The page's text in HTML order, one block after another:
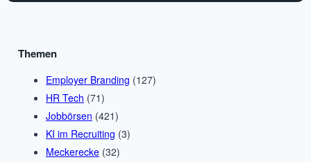
Themen
Employer Branding (127)
HR Tech (71)
Jobbörsen (421)
KI im Recruiting (3)
Meckerecke (32)